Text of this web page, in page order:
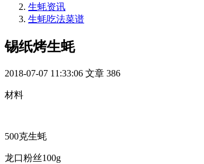
生蚝资讯
生蚝吃法菜谱
锡纸烤生蚝
2018-07-07 11:33:06 文章 386
材料
500克生蚝
龙口粉丝100g